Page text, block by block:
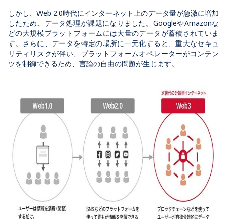
しかし、Web 2.0時代にインターネット上のデータ量が急激に増加
したため、データ処理が課題になりました。GoogleやAmazonな
どの大規模プラットフォームには大量のデータが蓄積されていま
す。さらに、データを特定の場所に一元化すると、重大なセキュ
リティリスクが伴い、プラットフォームオペレーターがコンテン
ツを制御できるため、言論の自由の問題が生じます。